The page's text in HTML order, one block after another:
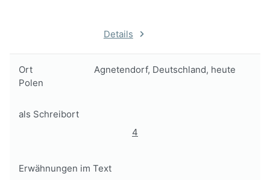
Details
Ort
Agnetendorf, Deutschland, heute
Polen
als Schreibort
4
Erwähnungen im Text